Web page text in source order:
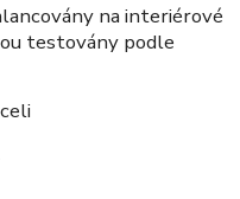
na interiérové
testovány podle